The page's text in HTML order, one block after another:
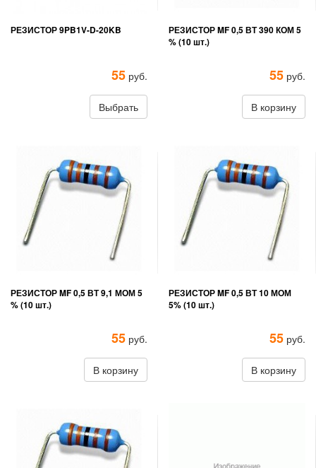
РЕЗИСТОР 9PB1V-D-20KB
55 руб.
Выбрать
РЕЗИСТОР MF 0,5 ВТ 390 КОМ 5
% (10 шт.)
55 руб.
В корзину
РЕЗИСТОР MF 0,5 ВТ 9,1 МОМ 5
% (10 шт.)
55 руб.
В корзину
РЕЗИСТОР MF 0,5 ВТ 10 МОМ
5% (10 шт.)
55 руб.
В корзину